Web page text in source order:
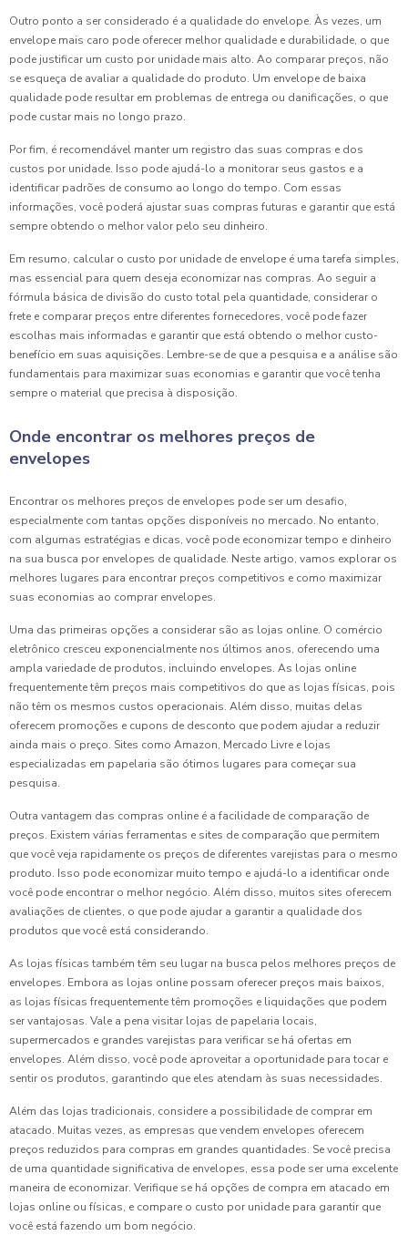
Outro ponto a ser considerado é a qualidade do envelope. Às vezes, um
envelope mais caro pode oferecer melhor qualidade e durabilidade, o que
pode justificar um custo por unidade mais alto. Ao comparar preços, não
se esqueça de avaliar a qualidade do produto. Um envelope de baixa
qualidade pode resultar em problemas de entrega ou danificações, o que
pode custar mais no longo prazo.
Por fim, é recomendável manter um registro das suas compras e dos
custos por unidade. Isso pode ajudá-lo a monitorar seus gastos e a
identificar padrões de consumo ao longo do tempo. Com essas
informações, você poderá ajustar suas compras futuras e garantir que está
sempre obtendo o melhor valor pelo seu dinheiro.
Em resumo, calcular o custo por unidade de envelope é uma tarefa simples,
mas essencial para quem deseja economizar nas compras. Ao seguir a
fórmula básica de divisão do custo total pela quantidade, considerar o
frete e comparar preços entre diferentes fornecedores, você pode fazer
escolhas mais informadas e garantir que está obtendo o melhor custo-
benefício em suas aquisições. Lembre-se de que a pesquisa e a análise são
fundamentais para maximizar suas economias e garantir que você tenha
sempre o material que precisa à disposição.
Onde encontrar os melhores preços de
envelopes
Encontrar os melhores preços de envelopes pode ser um desafio,
especialmente com tantas opções disponíveis no mercado. No entanto,
com algumas estratégias e dicas, você pode economizar tempo e dinheiro
na sua busca por envelopes de qualidade. Neste artigo, vamos explorar os
melhores lugares para encontrar preços competitivos e como maximizar
suas economias ao comprar envelopes.
Uma das primeiras opções a considerar são as lojas online. O comércio
eletrônico cresceu exponencialmente nos últimos anos, oferecendo uma
ampla variedade de produtos, incluindo envelopes. As lojas online
frequentemente têm preços mais competitivos do que as lojas físicas, pois
não têm os mesmos custos operacionais. Além disso, muitas delas
oferecem promoções e cupons de desconto que podem ajudar a reduzir
ainda mais o preço. Sites como Amazon, Mercado Livre e lojas
especializadas em papelaria são ótimos lugares para começar sua
pesquisa.
Outra vantagem das compras online é a facilidade de comparação de
preços. Existem várias ferramentas e sites de comparação que permitem
que você veja rapidamente os preços de diferentes varejistas para o mesmo
produto. Isso pode economizar muito tempo e ajudá-lo a identificar onde
você pode encontrar o melhor negócio. Além disso, muitos sites oferecem
avaliações de clientes, o que pode ajudar a garantir a qualidade dos
produtos que você está considerando.
As lojas físicas também têm seu lugar na busca pelos melhores preços de
envelopes. Embora as lojas online possam oferecer preços mais baixos,
as lojas físicas frequentemente têm promoções e liquidações que podem
ser vantajosas. Vale a pena visitar lojas de papelaria locais,
supermercados e grandes varejistas para verificar se há ofertas em
envelopes. Além disso, você pode aproveitar a oportunidade para tocar e
sentir os produtos, garantindo que eles atendam às suas necessidades.
Além das lojas tradicionais, considere a possibilidade de comprar em
atacado. Muitas vezes, as empresas que vendem envelopes oferecem
preços reduzidos para compras em grandes quantidades. Se você precisa
de uma quantidade significativa de envelopes, essa pode ser uma excelente
maneira de economizar. Verifique se há opções de compra em atacado em
lojas online ou físicas, e compare o custo por unidade para garantir que
você está fazendo um bom negócio.